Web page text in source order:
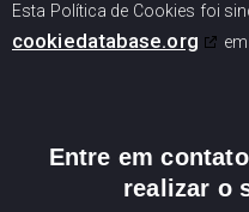
Esta Política de Cookies foi
cookiedatabase.org
Entre em
realizar o